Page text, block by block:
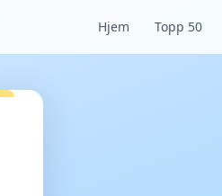
Hjem Topp 50